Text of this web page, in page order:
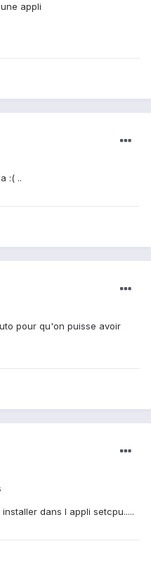
appli
:( ..
pour qu'on puisse avoir
dans l appli setcpu.....